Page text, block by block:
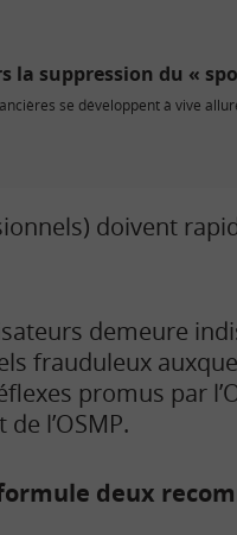
la suppression du «
se développent à vive
doivent
demeure
frauduleux
promus par
l’OSMP.
deux